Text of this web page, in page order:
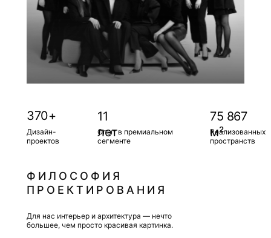
370+
Дизайн-
проектов
11
лет
Опыт в премиальном
сегменте
75 867
м²
Реализованных
пространств
ФИЛОСОФИЯ
ПРОЕКТИРОВАНИЯ
Для нас интерьер и архитектура — нечто
большее, чем просто красивая картинка.